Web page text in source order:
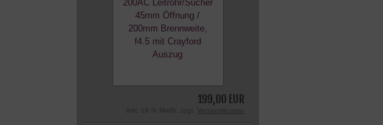
199,00 EUR
inkl. 19 % MwSt. zzgl.